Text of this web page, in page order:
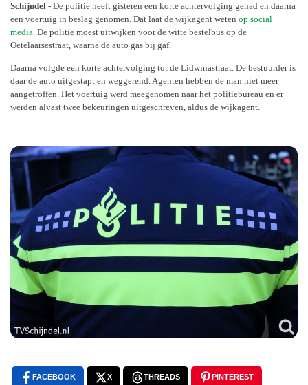
Schijndel - De politie heeft gisteren een korte achtervolging gehad en daarna
een voertuig in beslag genomen. Dat laat de wijkagent weten op social
media. De politie moest uitwijken voor de witte bestelbus op de
Oetelaarsestraat, waarna de auto gas bij gaf.
Daarna volgde een korte achtervolging tot de Lidwinastraat. De bestuurder is
daar de auto uitgestapt en weggerend. Agenten hebben de man niet meer
aangetroffen. Het voertuig werd meegenomen naar het politiebureau en er
werden alvast twee bekeuringen uitgeschreven, aldus de wijkagent.
FACEBOOK X THREADS PINTEREST